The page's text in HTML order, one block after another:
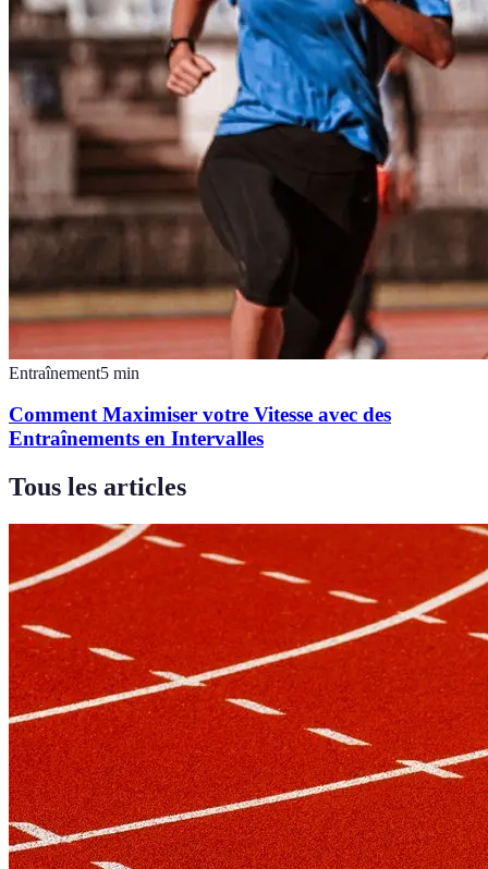
Entraînement5 min
Comment Maximiser votre Vitesse avec des
Entraînements en Intervalles
Tous les articles